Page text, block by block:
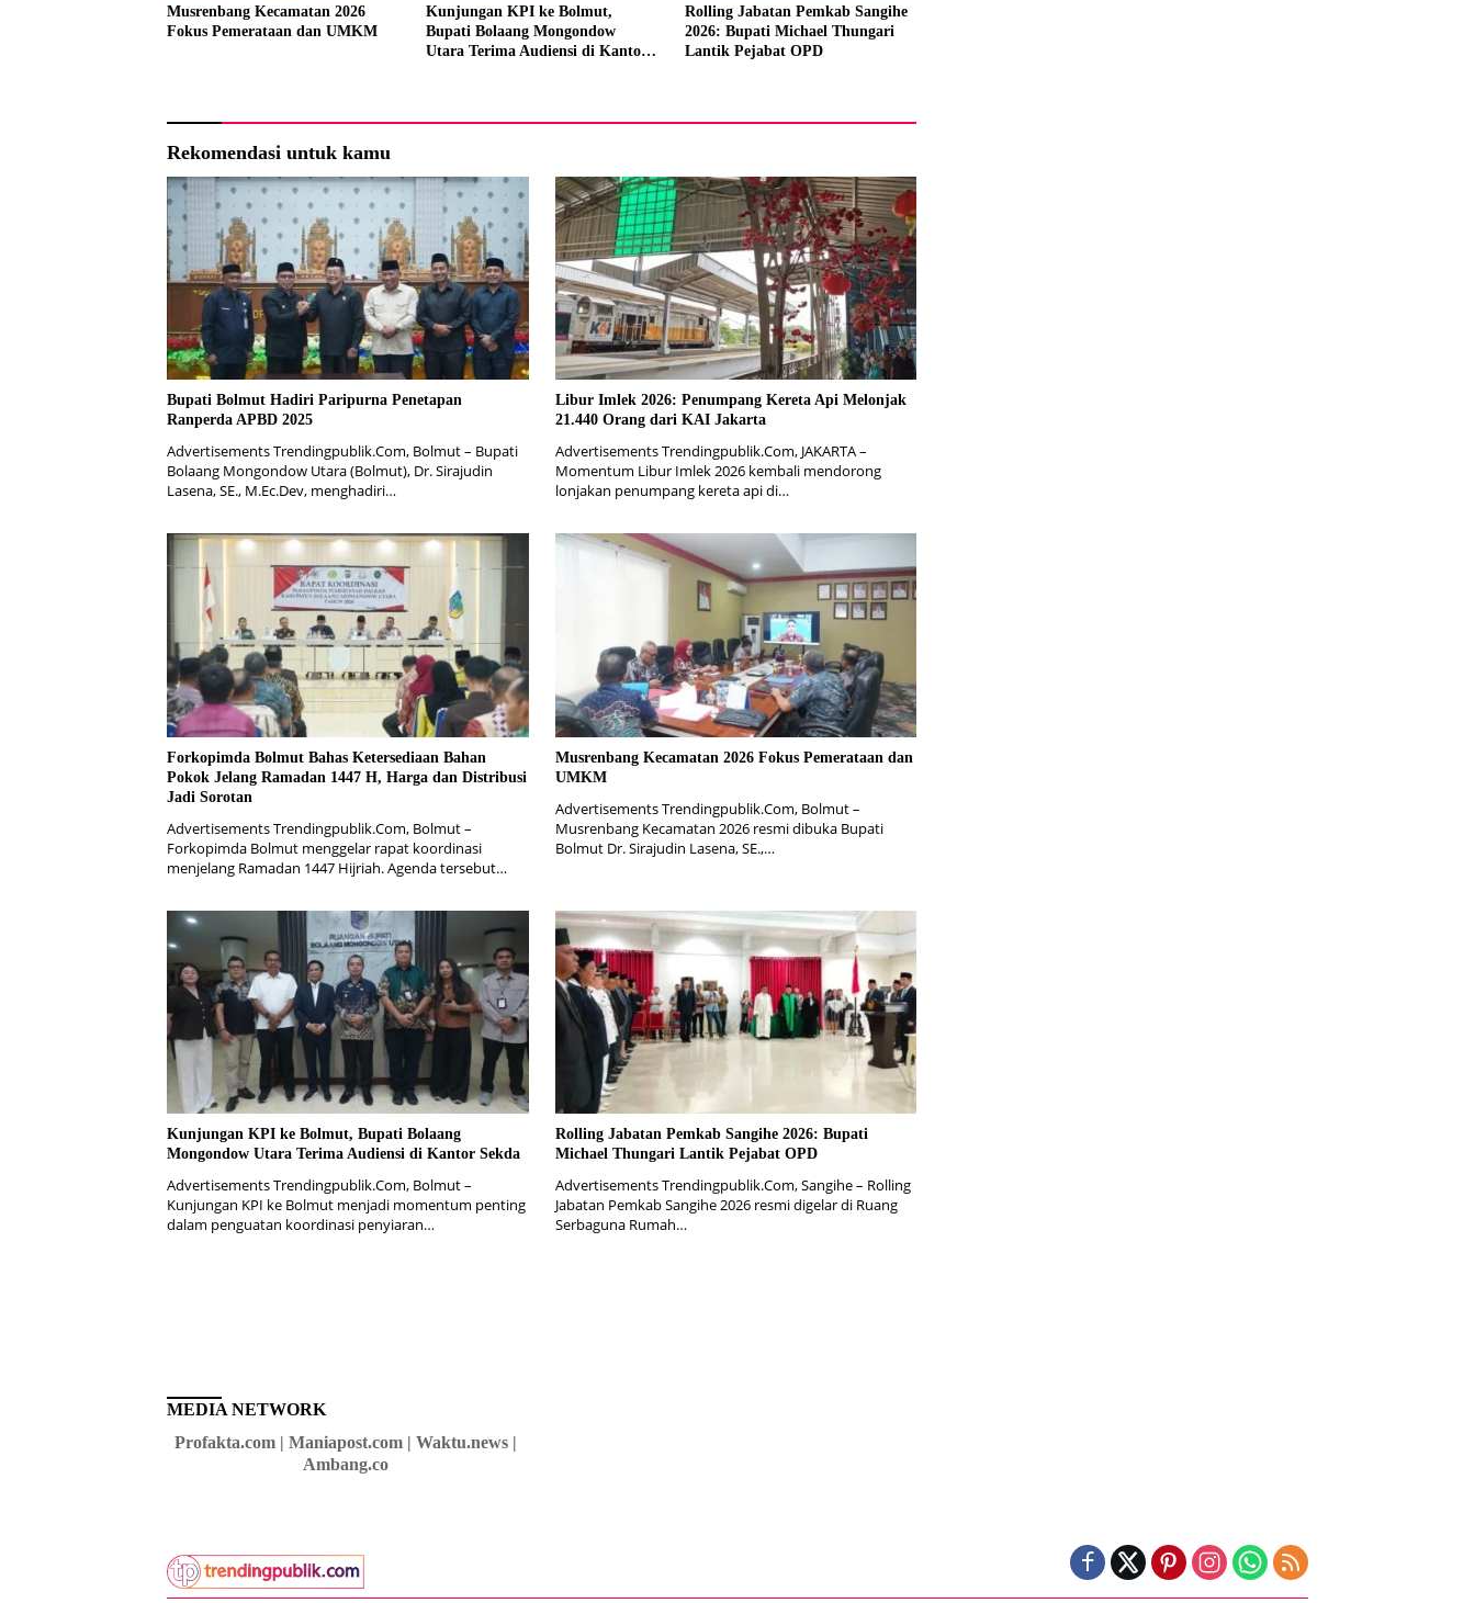
Musrenbang Kecamatan 2026
Fokus Pemerataan dan UMKM
Kunjungan KPI ke Bolmut,
Bupati Bolaang Mongondow
Utara Terima Audiensi di Kantor
Rolling Jabatan Pemkab Sangihe
2026: Bupati Michael Thungari
Lantik Pejabat OPD
Rekomendasi untuk kamu
Bupati Bolmut Hadiri Paripurna Penetapan
Ranperda APBD 2025
Advertisements Trendingpublik.Com, Bolmut – Bupati
Bolaang Mongondow Utara (Bolmut), Dr. Sirajudin
Lasena, SE., M.Ec.Dev, menghadiri…
Libur Imlek 2026: Penumpang Kereta Api Melonjak
21.440 Orang dari KAI Jakarta
Advertisements Trendingpublik.Com, JAKARTA –
Momentum Libur Imlek 2026 kembali mendorong
lonjakan penumpang kereta api di…
Forkopimda Bolmut Bahas Ketersediaan Bahan
Pokok Jelang Ramadan 1447 H, Harga dan Distribusi
Jadi Sorotan
Advertisements Trendingpublik.Com, Bolmut –
Forkopimda Bolmut menggelar rapat koordinasi
menjelang Ramadan 1447 Hijriah. Agenda tersebut…
Musrenbang Kecamatan 2026 Fokus Pemerataan dan
UMKM
Advertisements Trendingpublik.Com, Bolmut –
Musrenbang Kecamatan 2026 resmi dibuka Bupati
Bolmut Dr. Sirajudin Lasena, SE.,…
Kunjungan KPI ke Bolmut, Bupati Bolaang
Mongondow Utara Terima Audiensi di Kantor Sekda
Advertisements Trendingpublik.Com, Bolmut –
Kunjungan KPI ke Bolmut menjadi momentum penting
dalam penguatan koordinasi penyiaran…
Rolling Jabatan Pemkab Sangihe 2026: Bupati
Michael Thungari Lantik Pejabat OPD
Advertisements Trendingpublik.Com, Sangihe – Rolling
Jabatan Pemkab Sangihe 2026 resmi digelar di Ruang
Serbaguna Rumah…
MEDIA NETWORK
Profakta.com | Maniapost.com | Waktu.news |
Ambang.co